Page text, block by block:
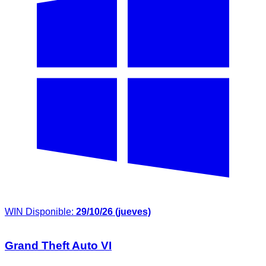
WIN Disponible: 29/10/26 (jueves)
Grand Theft Auto VI